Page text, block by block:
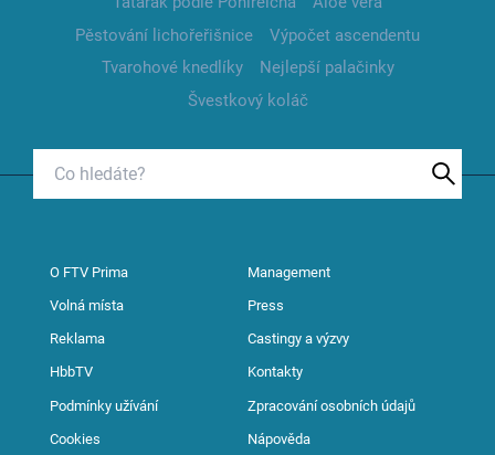
Pěstování lichořeřišnice
Výpočet ascendentu
Tvarohové knedlíky
Nejlepší palačinky
Švestkový koláč
O FTV Prima Management
Volná místa Press
Reklama Castingy a výzvy
HbbTV Kontakty
Podmínky užívání Zpracování osobních údajů
Cookies Nápověda